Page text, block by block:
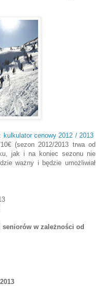
kulkulator cenowy 2012 / 2013
(sezon 2012/2013 trwa od
jak i na koniec sezonu nie
ważny i będzie umożliwiał
seniorów w zależności od